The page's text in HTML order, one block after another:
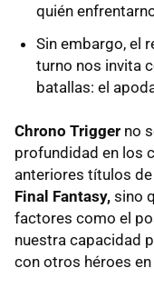
quién
Sin embargo, el
turno nos invita
batallas: el
Chrono Trigger no
profundidad en los
anteriores títulos de
Final Fantasy, sino
factores como el
nuestra capacidad
con otros héroes